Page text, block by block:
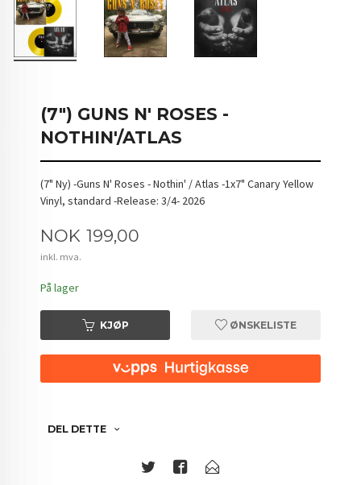
(7") GUNS N' ROSES -
NOTHIN'/ATLAS
(7" Ny) -Guns N' Roses - Nothin' / Atlas -1x7" Canary Yellow
Vinyl, standard -Release: 3/4- 2026
Pris
NOK 199,00
inkl. mva.
På lager
KJØP ØNSKELISTE
DEL DETTE